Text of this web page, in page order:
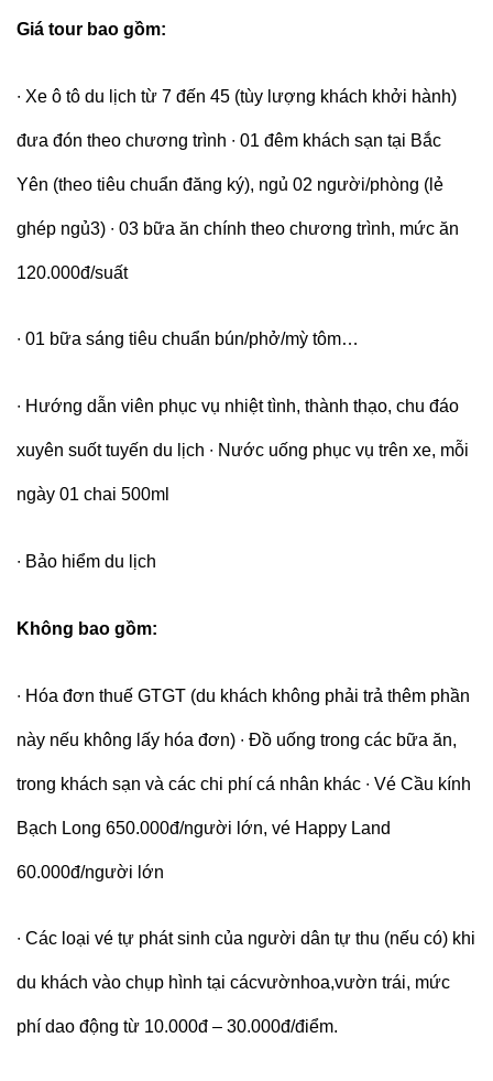
Giá tour bao gồm:
∙ Xe ô tô du lịch từ 7 đến 45 (tùy lượng khách khởi hành)
đưa đón theo chương trình ∙ 01 đêm khách sạn tại Bắc
Yên (theo tiêu chuẩn đăng ký), ngủ 02 người/phòng (lẻ
ghép ngủ3) ∙ 03 bữa ăn chính theo chương trình, mức ăn
120.000đ/suất
∙ 01 bữa sáng tiêu chuẩn bún/phở/mỳ tôm…
∙ Hướng dẫn viên phục vụ nhiệt tình, thành thạo, chu đáo
xuyên suốt tuyến du lịch ∙ Nước uống phục vụ trên xe, mỗi
ngày 01 chai 500ml
∙ Bảo hiểm du lịch
Không bao gồm:
∙ Hóa đơn thuế GTGT (du khách không phải trả thêm phần
này nếu không lấy hóa đơn) ∙ Đồ uống trong các bữa ăn,
trong khách sạn và các chi phí cá nhân khác ∙ Vé Cầu kính
Bạch Long 650.000đ/người lớn, vé Happy Land
60.000đ/người lớn
∙ Các loại vé tự phát sinh của người dân tự thu (nếu có) khi
du khách vào chụp hình tại cácvườnhoa,vườn trái, mức
phí dao động từ 10.000đ – 30.000đ/điểm.